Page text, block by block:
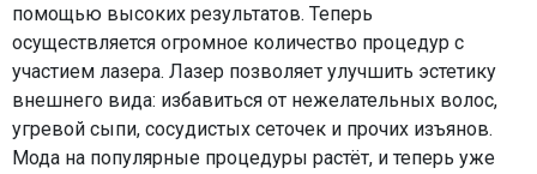
помощью высоких результатов. Теперь
осуществляется огромное количество процедур с
участием лазера. Лазер позволяет улучшить эстетику
внешнего вида: избавиться от нежелательных волос,
угревой сыпи, сосудистых сеточек и прочих изъянов.
Мода на популярные процедуры растёт, и теперь уже